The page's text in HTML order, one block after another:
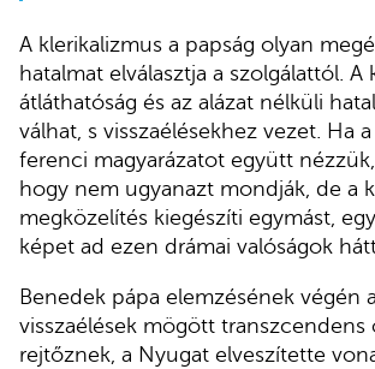
A klerikalizmus a papság olyan
hatalmat elválasztja a szolgálattól. A
átláthatóság és az alázat nélküli
válhat, s visszaélésekhez vezet. Ha
ferenci magyarázatot együtt
hogy nem ugyanazt mondják, de a
megközelítés kiegészíti egymást,
képet ad ezen drámai valóságok
Benedek pápa elemzésének végén
visszaélések mögött transzcendens
rejtőznek, a Nyugat elveszítette